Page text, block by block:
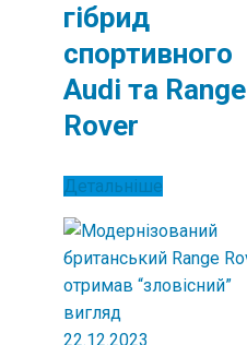
гібрид
спортивного
Audi та Range
Rover
Детальніше
22.12.2023